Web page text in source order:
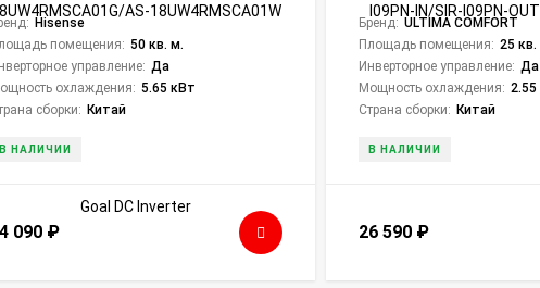
Goal DC Inverter
Hisense
помещения: 50 кв. м.
управление: Да
охлаждения: 5.65 кВт
сборки: Китай
В НАЛИЧИИ
090 ₽
Бренд: ULTIMA COMFORT
Площадь помещения: 25 кв.
Инверторное управление: Да
Мощность охлаждения: 2.55
Страна сборки: Китай
В НАЛИЧИИ
26 590 ₽